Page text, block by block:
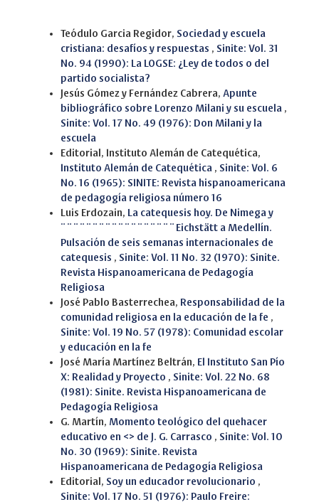
Teódulo Garcia Regidor, Sociedad y escuela
cristiana: desafíos y respuestas , Sinite: Vol. 31
No. 94 (1990): La LOGSE: ¿Ley de todos o del
partido socialista?
Jesús Gómez y Fernández Cabrera, Apunte
bibliográfico sobre Lorenzo Milani y su escuela ,
Sinite: Vol. 17 No. 49 (1976): Don Milani y la
escuela
Editorial, Instituto Alemán de Catequética,
Instituto Alemán de Catequética , Sinite: Vol. 6
No. 16 (1965): SINITE: Revista hispanoamericana
de pedagogía religiosa número 16
Luis Erdozain,
La catequesis hoy. De Nimega y
¨¨¨¨¨¨¨¨¨¨¨¨¨¨¨¨¨¨Eichstätt a Medellín.
Pulsación de seis semanas internacionales de
catequesis , Sinite: Vol. 11 No. 32 (1970): Sinite.
Revista Hispanoamericana de Pedagogía
Religiosa
José Pablo Basterrechea, Responsabilidad de la
comunidad religiosa en la educación de la fe ,
Sinite: Vol. 19 No. 57 (1978): Comunidad escolar
y educación en la fe
José María Martínez Beltrán, El Instituto San Pío
X: Realidad y Proyecto , Sinite: Vol. 22 No. 68
(1981): Sinite. Revista Hispanoamericana de
Pedagogía Religiosa
G. Martín, Momento teológico del quehacer
educativo en <> de J. G. Carrasco , Sinite: Vol. 10
No. 30 (1969): Sinite. Revista
Hispanoamericana de Pedagogía Religiosa
Editorial, Soy un educador revolucionario ,
Sinite: Vol. 17 No. 51 (1976): Paulo Freire: